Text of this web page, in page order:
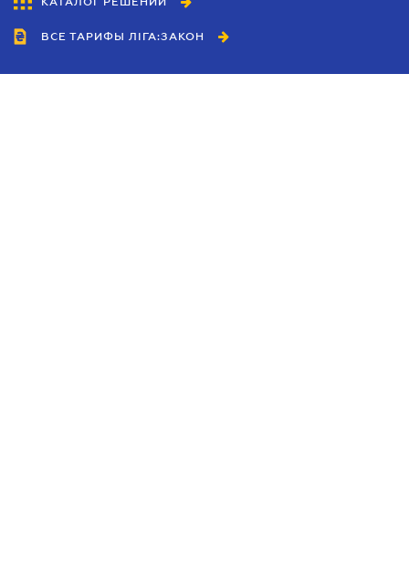
ВСЕ ТАРИФЫ ЛІГА:ЗАКОН